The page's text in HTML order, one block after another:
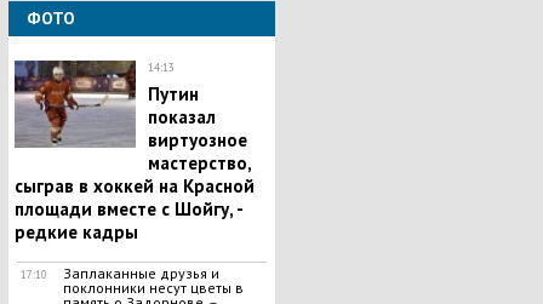
ФОТО
14:13
Путин
показал
виртуозное
мастерство,
сыграв в хоккей на Красной
площади вместе с Шойгу, -
редкие кадры
17:10
Заплаканные друзья и
поклонники несут цветы в